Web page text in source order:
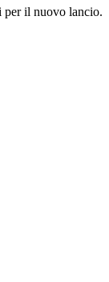
per il nuovo lancio.